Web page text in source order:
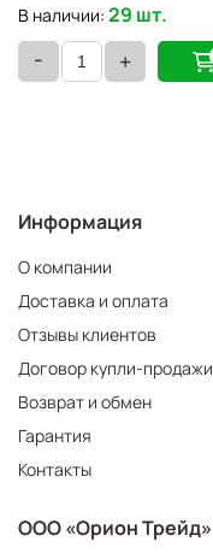
В наличии: 29 шт.
- +
Информация
О компании
Доставка и оплата
Отзывы клиентов
Договор купли-продажи
Возврат и обмен
Гарантия
Контакты
ООО «Орион Трейд»